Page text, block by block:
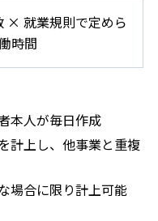
× 就業規則で定めら
時間
本人が毎日作成
計上し、他事業と重複
場合に限り計上可能